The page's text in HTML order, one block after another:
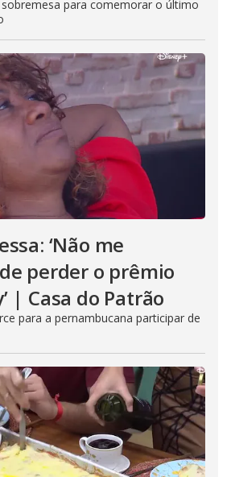
para comemorar o último
‘Não me
perder o prêmio
| Casa do Patrão
para a pernambucana participar de